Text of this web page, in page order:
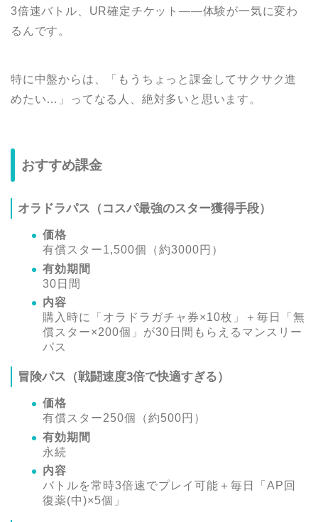
3倍速バトル、UR確定チケット――体験が一気に変わ
るんです。
特に中盤からは、「もうちょっと課金してサクサク進
めたい…」ってなる人、絶対多いと思います。
おすすめ課金
オラドラパス（コスパ最強のスター獲得手段）
価格
有償スター1,500個（約3000円）
有効期間
30日間
内容
購入時に「オラドラガチャ券×10枚」＋毎日「無
償スター×200個」が30日間もらえるマンスリー
パス
冒険パス（戦闘速度3倍で快適すぎる）
価格
有償スター250個（約500円）
有効期間
永続
内容
バトルを常時3倍速でプレイ可能＋毎日「AP回
復薬(中)×5個」